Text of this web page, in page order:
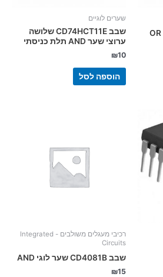
שערים לוגיים
שבב CD74HCT11E שלושה
ערוצי שער AND תלת כניסתי
₪10
הוספה לסל
רכיבי מעגלים משולבים - Integrated
Circuits
שבב CD4081B שער לוגי AND
₪15